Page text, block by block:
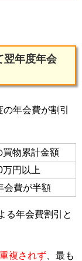
年度年会
年会費が割引
買物累計金額
万円以上
会費が半額
る年会費割引と
重複されず 、最も